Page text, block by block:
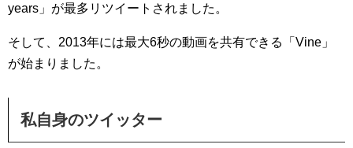
years」が最多リツイートされました。
そして、2013年には最大6秒の動画を共有できる「Vine」
が始まりました。
私自身のツイッター